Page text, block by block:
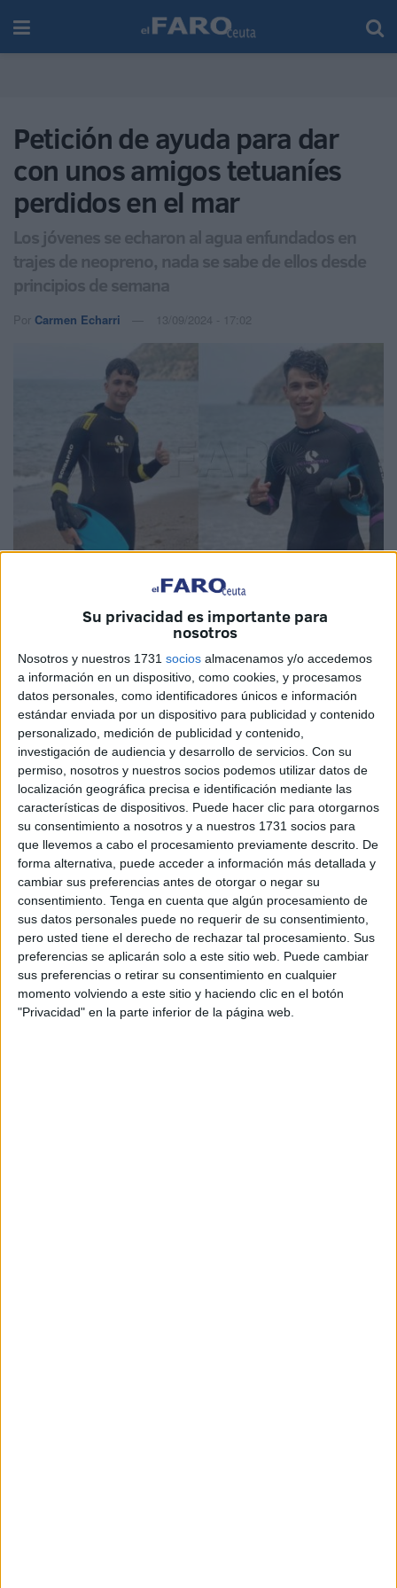
Su privacidad es importante para
nosotros
Nosotros y nuestros 1731 socios almacenamos y/o accedemos
a información en un dispositivo, como cookies, y procesamos
datos personales, como identificadores únicos e información
estándar enviada por un dispositivo para publicidad y contenido
personalizado, medición de publicidad y contenido,
investigación de audiencia y desarrollo de servicios. Con su
permiso, nosotros y nuestros socios podemos utilizar datos de
localización geográfica precisa e identificación mediante las
características de dispositivos. Puede hacer clic para otorgarnos
su consentimiento a nosotros y a nuestros 1731 socios para
que llevemos a cabo el procesamiento previamente descrito. De
forma alternativa, puede acceder a información más detallada y
cambiar sus preferencias antes de otorgar o negar su
consentimiento. Tenga en cuenta que algún procesamiento de
sus datos personales puede no requerir de su consentimiento,
pero usted tiene el derecho de rechazar tal procesamiento. Sus
preferencias se aplicarán solo a este sitio web. Puede cambiar
sus preferencias o retirar su consentimiento en cualquier
momento volviendo a este sitio y haciendo clic en el botón
"Privacidad" en la parte inferior de la página web.
Petición de ayuda para dar
con unos amigos tetuaníes
perdidos en el mar
Los jóvenes se echaron al agua enfundados en
trajes de neopreno, nada se sabe de ellos desde
principios de semana
Por Carmen Echarri 13/09/2024 - 17:02
Las familias dedos jóvenes marroquíes, vecinos de un
barrio de Tetuán, piden ayuda para conocer su paradero
después de que los amigos emprendieranrumbo a nado
hacia Ceuta .
Se llamanMohamed Said Hadiq y Mohamed Didous
el pasado martes fueron a la playa de Riffien para echarse
al mar siguiendo una de las peores rutas, sin duda de las
más peligrosas, abriéndose a nado para no tener que
bordear los espigones.